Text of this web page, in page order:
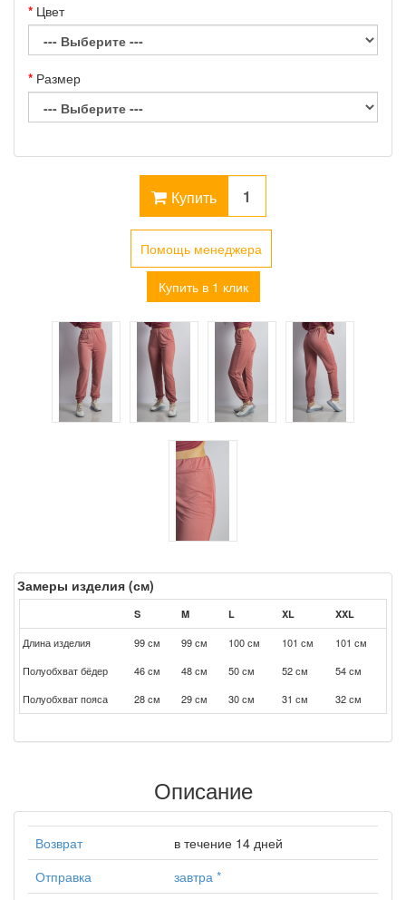
Цвет
Размер
Купить
Помощь менеджера
Купить в 1 клик
Замеры изделия (см)
S M L XL XXL
Длина изделия 99 см 99 см 100 см 101 см
101 см
Полуобхват бёдер
46 см 48 см 50 см 52 см
54 см
Полуобхват пояса
28 см 29 см 30 см 31 см 32 см
Описание
Возврат
в течение 14 дней
Отправка
завтра *